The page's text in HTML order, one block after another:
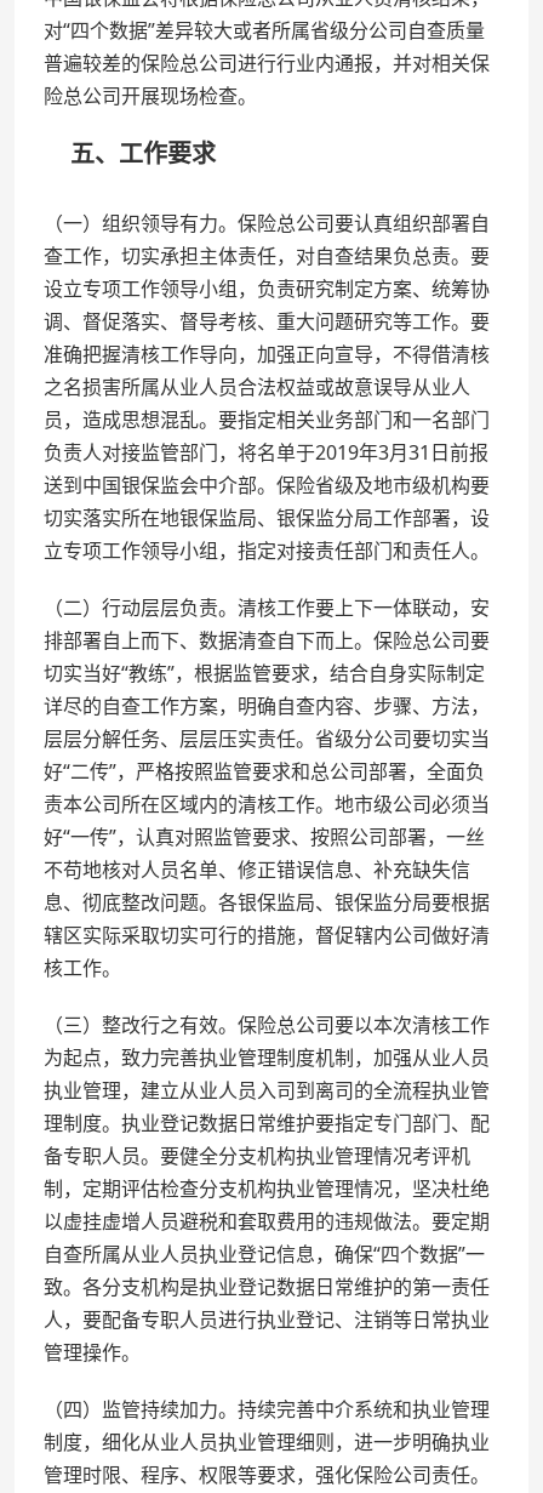
对“四个数据”差异较大或者所属省级分公司自查质量
普遍较差的保险总公司进行行业内通报，并对相关保
险总公司开展现场检查。
五、工作要求
（一）组织领导有力。保险总公司要认真组织部署自
查工作，切实承担主体责任，对自查结果负总责。要
设立专项工作领导小组，负责研究制定方案、统筹协
调、督促落实、督导考核、重大问题研究等工作。要
准确把握清核工作导向，加强正向宣导，不得借清核
之名损害所属从业人员合法权益或故意误导从业人
员，造成思想混乱。要指定相关业务部门和一名部门
负责人对接监管部门，将名单于2019年3月31日前报
送到中国银保监会中介部。保险省级及地市级机构要
切实落实所在地银保监局、银保监分局工作部署，设
立专项工作领导小组，指定对接责任部门和责任人。
（二）行动层层负责。清核工作要上下一体联动，安
排部署自上而下、数据清查自下而上。保险总公司要
切实当好“教练”，根据监管要求，结合自身实际制定
详尽的自查工作方案，明确自查内容、步骤、方法，
层层分解任务、层层压实责任。省级分公司要切实当
好“二传”，严格按照监管要求和总公司部署，全面负
责本公司所在区域内的清核工作。地市级公司必须当
好“一传”，认真对照监管要求、按照公司部署，一丝
不苟地核对人员名单、修正错误信息、补充缺失信
息、彻底整改问题。各银保监局、银保监分局要根据
辖区实际采取切实可行的措施，督促辖内公司做好清
核工作。
（三）整改行之有效。保险总公司要以本次清核工作
为起点，致力完善执业管理制度机制，加强从业人员
执业管理，建立从业人员入司到离司的全流程执业管
理制度。执业登记数据日常维护要指定专门部门、配
备专职人员。要健全分支机构执业管理情况考评机
制，定期评估检查分支机构执业管理情况，坚决杜绝
以虚挂虚增人员避税和套取费用的违规做法。要定期
自查所属从业人员执业登记信息，确保“四个数据”一
致。各分支机构是执业登记数据日常维护的第一责任
人，要配备专职人员进行执业登记、注销等日常执业
管理操作。
（四）监管持续加力。持续完善中介系统和执业管理
制度，细化从业人员执业管理细则，进一步明确执业
管理时限、程序、权限等要求，强化保险公司责任。